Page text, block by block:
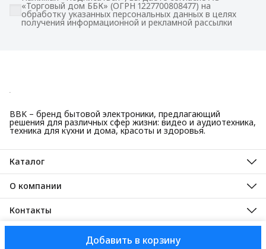
Добавить в корзину
«Торговый дом ББК» (ОГРН 1227700808477) на
обработку указанных персональных данных в целях
получения информационной и рекламной рассылки
BBK – бренд бытовой электроники, предлагающий
решения для различных сфер жизни: видео и аудиотехника,
техника для кухни и дома, красоты и здоровья.
Каталог
Красота и здоровье
Техника для кухни
Техника для дома
ТВ, аудио, видео
О компании
О нас
Гарантийные обязательства
Контакты
Адрес
125445, город Москва, Ленинградское шоссе, дом 65, стр. 3
АО Торговый дом ББК, 2025ДоставкаОплата